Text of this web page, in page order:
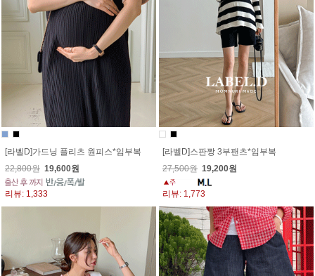
[라벨D]가드닝 플리츠 원피스*임부복
22,800원 19,600원
리뷰: 1,333
[라벨D]스판짱 3부팬츠*임부복
27,500원 19,200원
리뷰: 1,773